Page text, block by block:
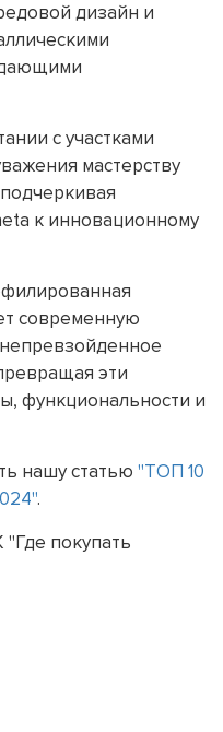
дизайн и
с участками
мастерству
к инновационному
современную
эти
функциональности и
нашу статью "ТОП 10
.
покупать